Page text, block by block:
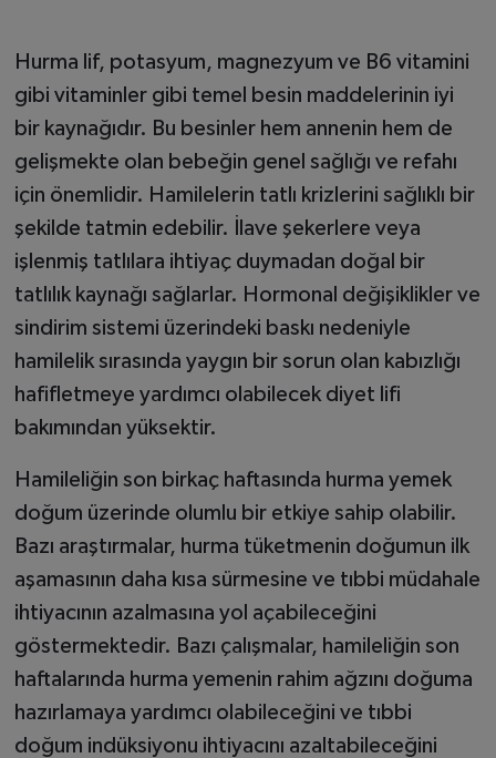
Hurma lif, potasyum, magnezyum ve B6 vitamini
gibi vitaminler gibi temel besin maddelerinin iyi
bir kaynağıdır. Bu besinler hem annenin hem de
gelişmekte olan bebeğin genel sağlığı ve refahı
için önemlidir. Hamilelerin tatlı krizlerini sağlıklı bir
şekilde tatmin edebilir. İlave şekerlere veya
işlenmiş tatlılara ihtiyaç duymadan doğal bir
tatlılık kaynağı sağlarlar. Hormonal değişiklikler ve
sindirim sistemi üzerindeki baskı nedeniyle
hamilelik sırasında yaygın bir sorun olan kabızlığı
hafifletmeye yardımcı olabilecek diyet lifi
bakımından yüksektir.
Hamileliğin son birkaç haftasında hurma yemek
doğum üzerinde olumlu bir etkiye sahip olabilir.
Bazı araştırmalar, hurma tüketmenin doğumun ilk
aşamasının daha kısa sürmesine ve tıbbi müdahale
ihtiyacının azalmasına yol açabileceğini
göstermektedir. Bazı çalışmalar, hamileliğin son
haftalarında hurma yemenin rahim ağzını doğuma
hazırlamaya yardımcı olabileceğini ve tıbbi
doğum indüksiyonu ihtiyacını azaltabileceğini